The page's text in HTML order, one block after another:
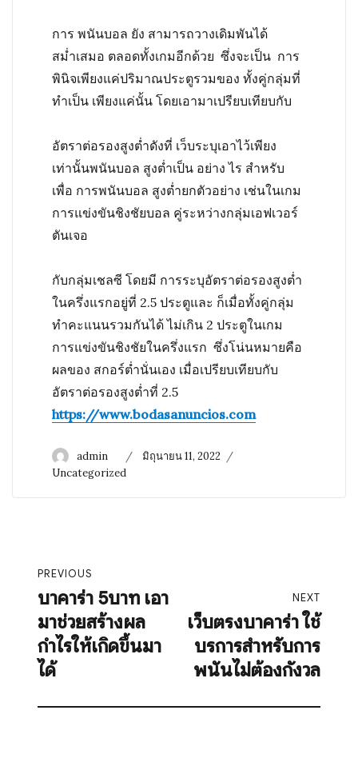
การ พนันบอล ยัง สามารถวางเดิมพันได้
สม่ำเสมอ ตลอดทั้งเกมอีกด้วย ซึ่งจะเป็น การ
พินิจเพียงแค่ปริมาณประตูรวมของ ทั้งคู่กลุ่มที่
ทำเป็น เพียงแค่นั้น โดยเอามาเปรียบเทียบกับ
อัตราต่อรองสูงต่ำดังที่ เว็บระบุเอาไว้เพียง
เท่านั้นพนันบอล สูงต่ำเป็น อย่าง ไร สำหรับ
เพื่อ การพนันบอล สูงต่ำยกตัวอย่าง เช่นในเกม
การแข่งขันชิงชัยบอล คู่ระหว่างกลุ่มเอฟเวอร์
ตันเจอ
กับกลุ่มเชลซี โดยมี การระบุอัตราต่อรองสูงต่ำ
ในครึ่งแรกอยู่ที่ 2.5 ประตูและ ก็เมื่อทั้งคู่กลุ่ม
ทำคะแนนรวมกันได้ ไม่เกิน 2 ประตูในเกม
การแข่งขันชิงชัยในครึ่งแรก ซึ่งโน่นหมายคือ
ผลของ สกอร์ต่ำนั่นเอง เมื่อเปรียบเทียบกับ
อัตราต่อรองสูงต่ำที่ 2.5
https://www.bodasanuncios.com
Author
admin
Posted
มิถุนายน 11, 2022
Uncategorized
เรื่อง
PREVIOUS
Previous
post:
บาคาร่า 5บาท เอา
มาช่วยสร้างผล
กำไรให้เกิดขึ้นมา
ได้
NEXT
Next
post:
เว็บตรงบาคาร่า ใช้
บริการสำหรับการ
พนันไม่ต้องกังวล